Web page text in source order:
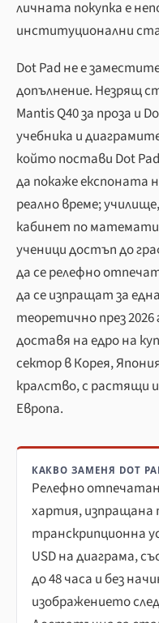
личната покупка е
институционални
Dot Pad не е
допълнение. Незрящ
Mantis Q40 за проза и
учебника и
който постави Dot
да покаже експоната
реално време;
кабинет по
ученици достъп до
да се релефно
да се изпращат за
теоретично през
доставя на едро на
сектор в Корея,
кралство, с растящи
Европа.
КАКВО ЗАМЕНЯ DOT
Релефно
хартия,
транскрипционна
USD на диаграма,
до 48 часа и без
изображението